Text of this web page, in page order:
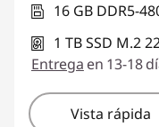
16 GB DDR5-
1 TB SSD M.2
Entrega en 13-18
Vista rápida